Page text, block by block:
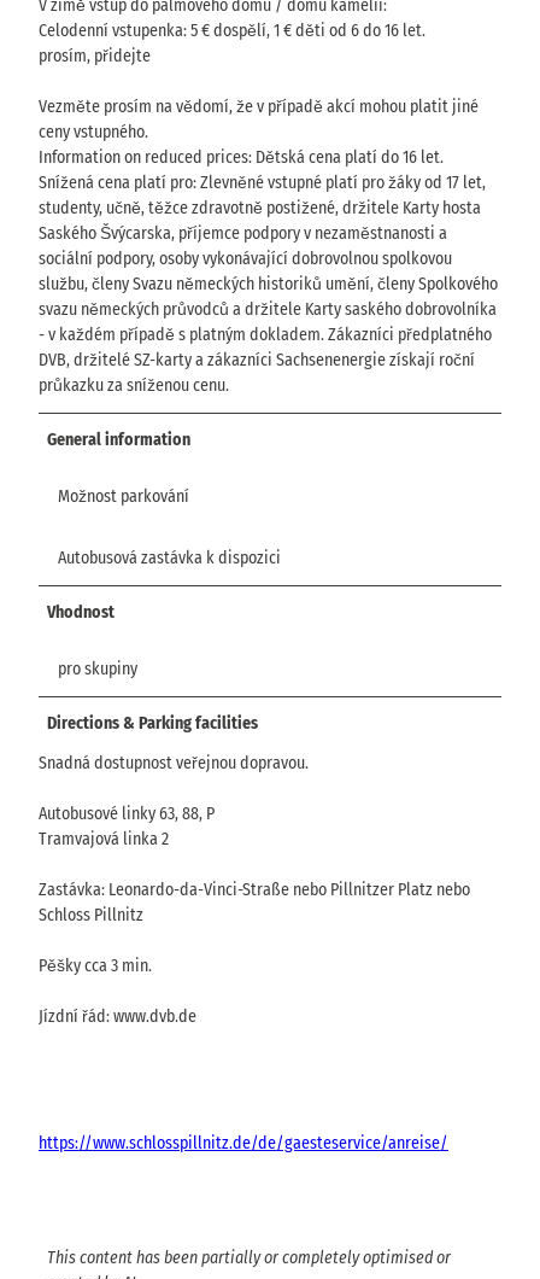
V zimě vstup do palmového domu / domu kamélií:
Celodenní vstupenka: 5 € dospělí, 1 € děti od 6 do 16 let.
prosím, přidejte
Vezměte prosím na vědomí, že v případě akcí mohou platit jiné
ceny vstupného.
Information on reduced prices: Dětská cena platí do 16 let.
Snížená cena platí pro: Zlevněné vstupné platí pro žáky od 17 let,
studenty, učně, těžce zdravotně postižené, držitele Karty hosta
Saského Švýcarska, příjemce podpory v nezaměstnanosti a
sociální podpory, osoby vykonávající dobrovolnou spolkovou
službu, členy Svazu německých historiků umění, členy Spolkového
svazu německých průvodců a držitele Karty saského dobrovolníka
- v každém případě s platným dokladem. Zákazníci předplatného
DVB, držitelé SZ-karty a zákazníci Sachsenenergie získají roční
průkazku za sníženou cenu.
General information
Možnost parkování
Autobusová zastávka k dispozici
Vhodnost
pro skupiny
Directions & Parking facilities
Snadná dostupnost veřejnou dopravou.
Autobusové linky 63, 88, P
Tramvajová linka 2
Zastávka: Leonardo-da-Vinci-Straße nebo Pillnitzer Platz nebo
Schloss Pillnitz
Pěšky cca 3 min.
Jízdní řád: www.dvb.de
https://www.schlosspillnitz.de/de/gaesteservice/anreise/
This content has been partially or completely optimised or